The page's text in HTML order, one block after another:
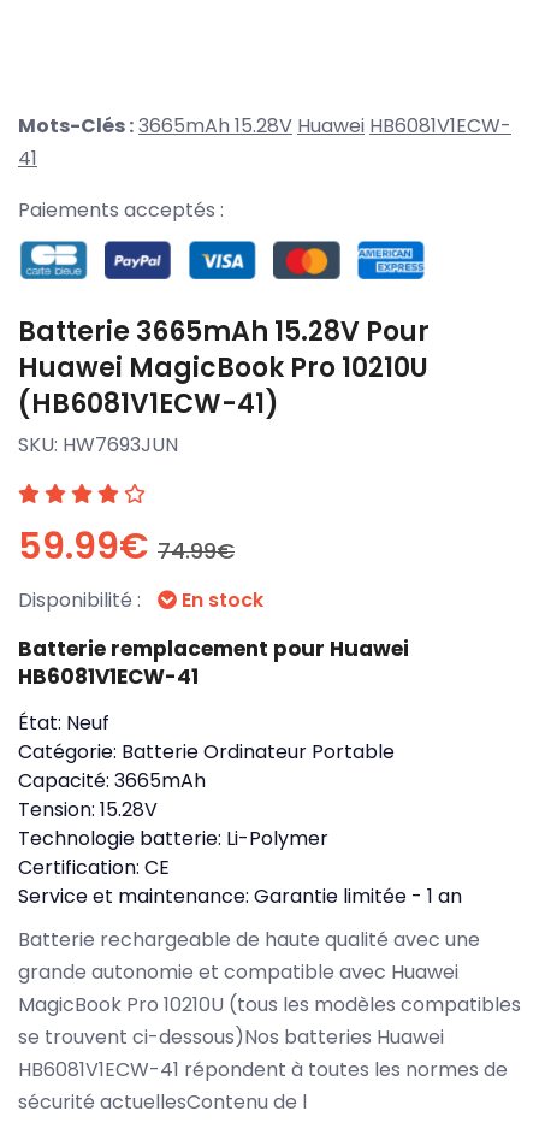
Mots-Clés :3665mAh 15.28V Huawei HB6081V1ECW-
41
Paiements acceptés :
Batterie 3665mAh 15.28V Pour
Huawei MagicBook Pro 10210U
(HB6081V1ECW-41)
SKU: HW7693JUN
59.99€ 74.99€
Disponibilité : En stock
Batterie remplacement pour Huawei
HB6081V1ECW-41
État: Neuf
Catégorie: Batterie Ordinateur Portable
Capacité: 3665mAh
Tension: 15.28V
Technologie batterie: Li-Polymer
Certification: CE
Service et maintenance: Garantie limitée - 1 an
Batterie rechargeable de haute qualité avec une
grande autonomie et compatible avec Huawei
MagicBook Pro 10210U (tous les modèles compatibles
se trouvent ci-dessous)Nos batteries Huawei
HB6081V1ECW-41 répondent à toutes les normes de
sécurité actuellesContenu de l